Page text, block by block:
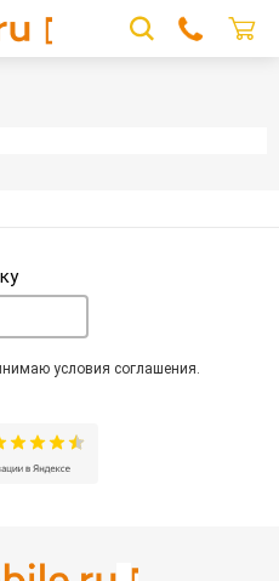
условия соглашения.